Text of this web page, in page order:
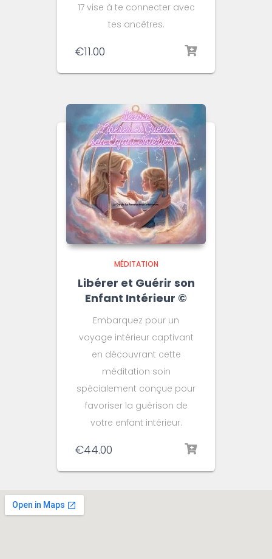
17 vise à te connecter avec
tes ancêtres.
€11.00
MÉDITATION
Libérer et Guérir son
Enfant Intérieur ©️
Embarquez pour un
voyage intérieur captivant
en découvrant cette
méditation soin
spécialement conçue pour
favoriser la guérison de
votre enfant intérieur.
€44.00